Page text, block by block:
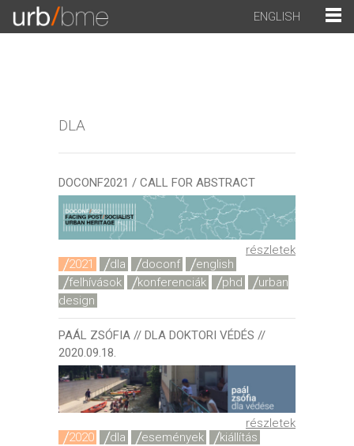
ENGLISH
DLA
DOCONF2021 / CALL FOR ABSTRACT
részletek
2021
dla doconf
english
felhívások
konferenciák phd
urban
design
PAÁL ZSÓFIA // DLA DOKTORI VÉDÉS //
2020.09.18.
részletek
2020
dla események
kiállítás